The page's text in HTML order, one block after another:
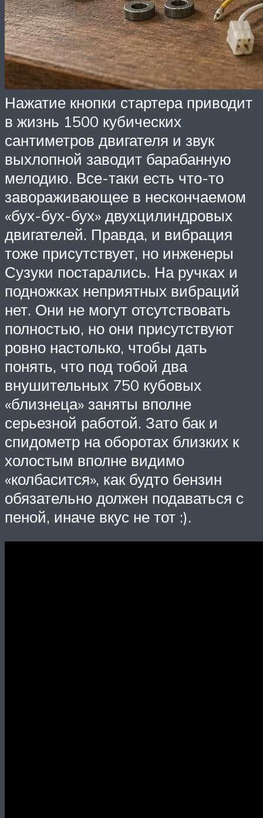
Нажатие кнопки стартера приводит
в жизнь 1500 кубических
сантиметров двигателя и звук
выхлопной заводит барабанную
мелодию. Все-таки есть что-то
завораживающее в нескончаемом
«бух-бух-бух» двухцилиндровых
двигателей. Правда, и вибрация
тоже присутствует, но инженеры
Сузуки постарались. На ручках и
подножках неприятных вибраций
нет. Они не могут отсутствовать
полностью, но они присутствуют
ровно настолько, чтобы дать
понять, что под тобой два
внушительных 750 кубовых
«близнеца» заняты вполне
серьезной работой. Зато бак и
спидометр на оборотах близких к
холостым вполне видимо
«колбасится», как будто бензин
обязательно должен подаваться с
пеной, иначе вкус не тот :).